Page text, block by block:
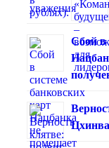
Сбой в